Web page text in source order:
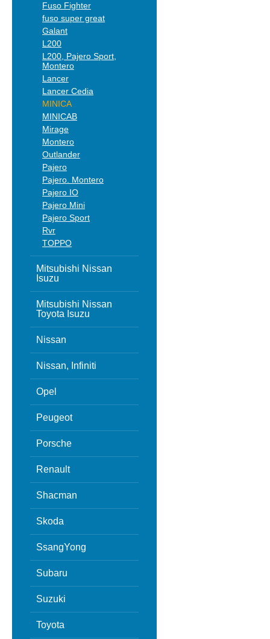
Fuso Fighter
fuso super great
Galant
L200
L200, Pajero Sport,
Montero
Lancer
Lancer Cedia
MINICA
MINICAB
Mirage
Montero
Outlander
Pajero
Pajero. Montero
Pajero IO
Pajero Mini
Pajero Sport
Rvr
TOPPO
Mitsubishi Nissan
Isuzu
Mitsubishi Nissan
Toyota Isuzu
Nissan
Nissan, Infiniti
Opel
Peugeot
Porsche
Renault
Shacman
Skoda
SsangYong
Subaru
Suzuki
Toyota